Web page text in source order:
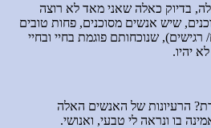
בדיוק כאלה שאני מאד לא רוצה
שיש אנשים מסוכנים, פחות טובים
שנוכחותם פוגמת בחיי ובחיי
יהיו.
הרעיונות של האנשים האלה
בו ונראה לי טבעי, ואנושי.